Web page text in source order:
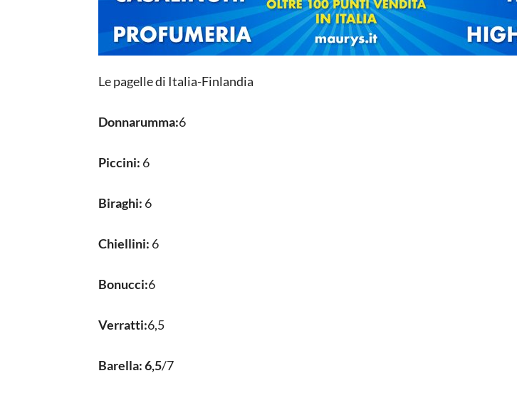
Le pagelle di Italia-Finlandia
Donnarumma:6
Piccini: 6
Biraghi: 6
Chiellini: 6
Bonucci:6
Verratti:6,5
Barella: 6,5/7